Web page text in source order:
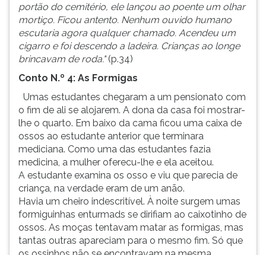
portão do cemitério, ele lançou ao poente um olhar
mortiço. Ficou antento. Nenhum ouvido humano
escutaria agora qualquer chamado. Acendeu um
cigarro e foi descendo a ladeira. Crianças ao longe
brincavam de roda."(p.34)
Conto N.º 4: As Formigas
Umas estudantes chegaram a um pensionato com
o fim de ali se alojarem. A dona da casa foi mostrar-
lhe o quarto. Em baixo da cama ficou uma caixa de
ossos ao estudante anterior que terminara
mediciana. Como uma das estudantes fazia
medicina, a mulher oferecu-lhe e ela aceitou.
A estudante examina os osso e viu que parecia de
criança, na verdade eram de um anão.
Havia um cheiro indescritível. À noite surgem umas
formiguinhas enturmads se dirifiam ao caixotinho de
ossos. As moças tentavam matar as formigas, mas
tantas outras apareciam para o mesmo fim. Só que